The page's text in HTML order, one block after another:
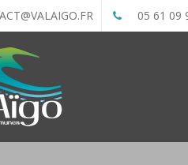
05 61 09